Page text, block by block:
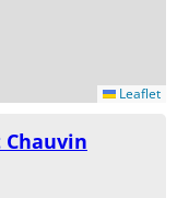
Leaflet